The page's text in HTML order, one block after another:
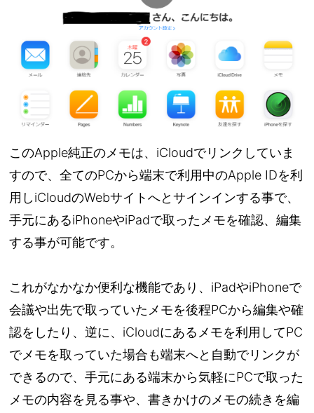
このApple純正のメモは、iCloudでリンクしていま
すので、全てのPCから端末で利用中のApple IDを利
用しiCloudのWebサイトへとサインインする事で、
手元にあるiPhoneやiPadで取ったメモを確認、編集
する事が可能です。
これがなかなか便利な機能であり、iPadやiPhoneで
会議や出先で取っていたメモを後程PCから編集や確
認をしたり、逆に、iCloudにあるメモを利用してPC
でメモを取っていた場合も端末へと自動でリンクが
できるので、手元にある端末から気軽にPCで取った
メモの内容を見る事や、書きかけのメモの続きを編